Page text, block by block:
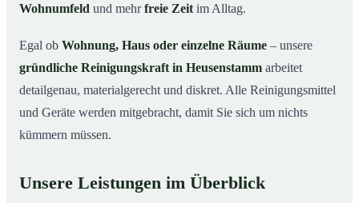
Wohnumfeld und mehrfreie Zeit im Alltag.
Egal ob Wohnung, Haus oder einzelne Räume – unsere
gründliche Reinigungskraft in Heusenstamm arbeitet
detailgenau, materialgerecht und diskret. Alle Reinigungsmittel
und Geräte werden mitgebracht, damit Sie sich um nichts
kümmern müssen.
Unsere Leistungen im Überblick